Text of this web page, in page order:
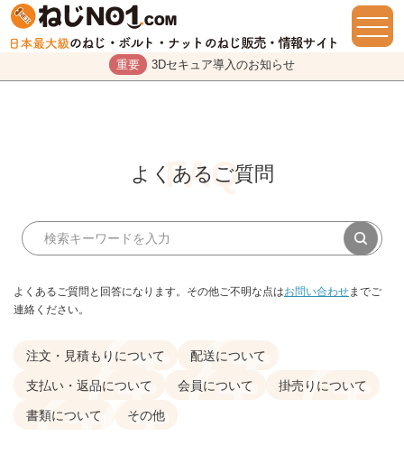
重要 3Dセキュア導入のお知らせ
よくあるご質問
よくあるご質問と回答になります。その他ご不明な点はお問い合わせまでご
連絡ください。
注文・見積もりについて 配送について
支払い・返品について 会員について 掛売りについて
書類について その他